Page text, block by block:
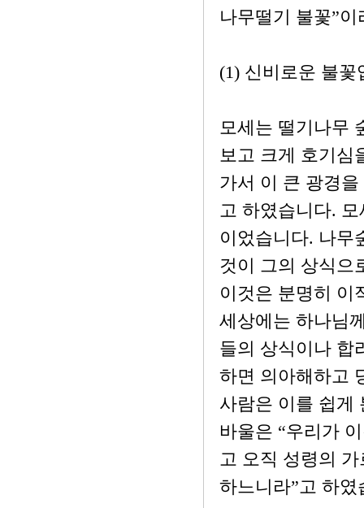
나무떨기 불꽃”
(1) 신비로운 불꽃
모세는 떨기나무
보고 크게 호기심
가서 이 큰 광경
고 하였습니다.
이었습니다. 나무
것이 그의 상식으
이것은 분명히 이
세상에는 하나님
들의 상식이나 합
하면 의아해하고
사람은 이를 쉽게
바울은 “우리가
고 오직 성령의
하느니라”고 하였